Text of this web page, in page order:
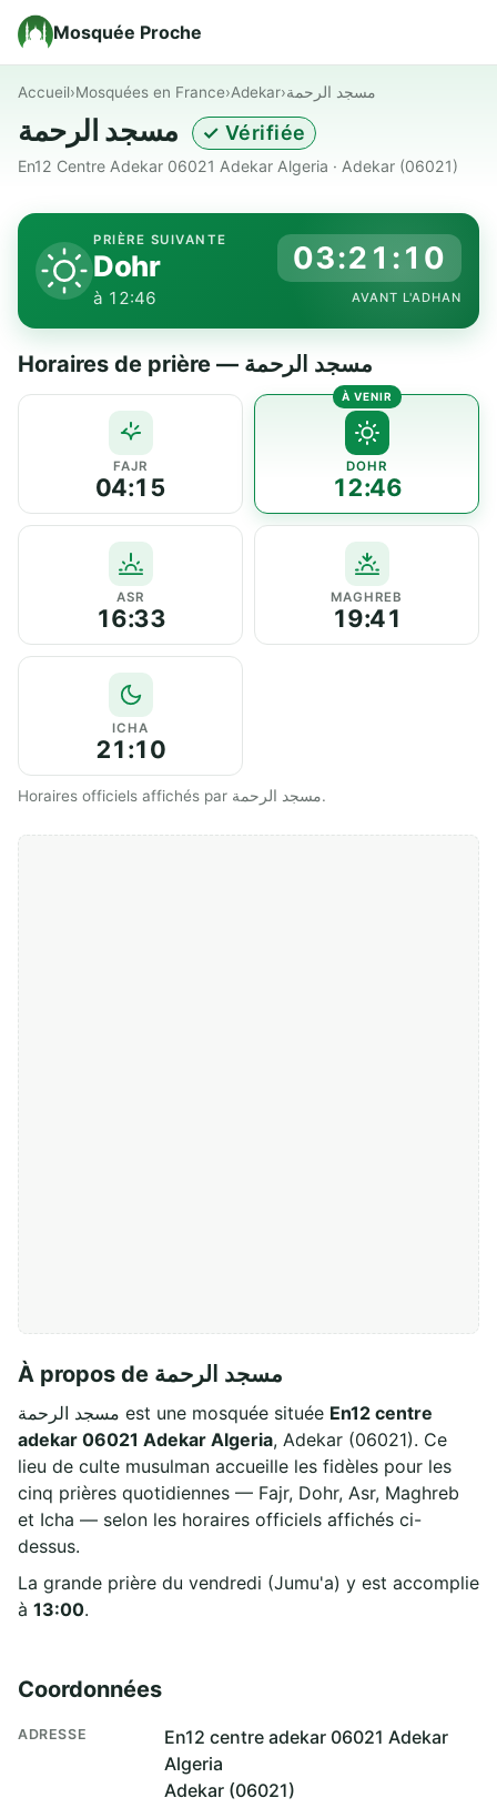
Mosquée Proche
Accueil›Mosquées en France›Adekar›مسجد الرحمة
✓ Vérifiée
En12 Centre Adekar 06021 Adekar Algeria · Adekar (06021)
PRIÈRE SUIVANTE
Dohr
à 12:46
03:21:10
AVANT L'ADHAN
Horaires de prière — مسجد الرحمة
FAJR
04:15
DOHR
12:46
ASR
16:33
MAGHREB
19:41
ICHA
21:10
Horaires officiels affichés par مسجد الرحمة.
À propos de مسجد الرحمة
مسجد الرحمة est une mosquée située En12 centre
adekar 06021 Adekar Algeria, Adekar (06021). Ce
lieu de culte musulman accueille les fidèles pour les
cinq prières quotidiennes — Fajr, Dohr, Asr, Maghreb
et Icha — selon les horaires officiels affichés ci-
dessus.
La grande prière du vendredi (Jumu'a) y est accomplie
à 13:00.
Coordonnées
ADRESSE
En12 centre adekar 06021 Adekar
Algeria
Adekar (06021)